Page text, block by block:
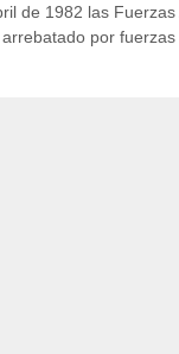
de 1982 las
por fuerzas